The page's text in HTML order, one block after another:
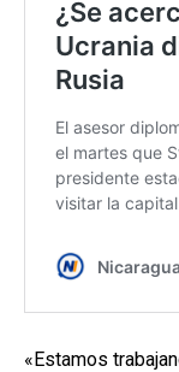
«Estamos